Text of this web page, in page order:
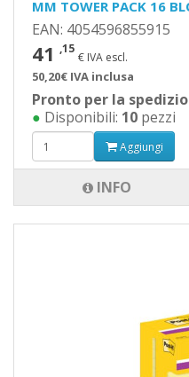
MM TOWER PACK 16
EAN: 4054596855915
41 ,15
€ IVA escl.
50,20€ IVA inclusa
Pronto per la
● Disponibili: 10 pezzi
Aggiungi
INFO